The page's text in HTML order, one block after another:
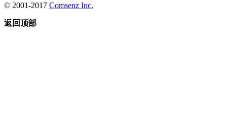
© 2001-2017 Comsenz Inc.
返回顶部